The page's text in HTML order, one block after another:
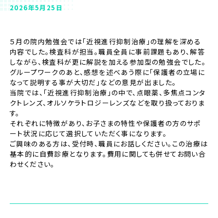
2026年5月25日
５月の院内勉強会では「近視進行抑制治療」の理解を深める
内容でした。検査科が担当。職員全員に事前課題もあり、解答
しながら、検査科が更に解説を加える参加型の勉強会でした。
グループワークのあと、感想を述べあう際に「保護者の立場に
なって説明する事が大切だ」などの意見が出ました。
当院では、「近視進行抑制治療」の中で、点眼薬、多焦点コンタ
クトレンズ、オルソケラトロジーレンズなどを取り扱っておりま
す。
それぞれに特徴があり、お子さまの特性や保護者の方のサポ
ート状況に応じて選択していただく事になります。
ご興味のある方は、受付時、職員にお話しください。この治療は
基本的に自費診療となります。費用に関しても併せてお問い合
わせください。